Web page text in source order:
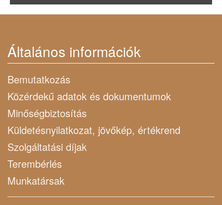
Általános információk
Bemutatkozás
Közérdekű adatok és dokumentumok
Minőségbiztosítás
Küldetésnyilatkozat, jövőkép, értékrend
Szolgáltatási díjak
Terembérlés
Munkatársak